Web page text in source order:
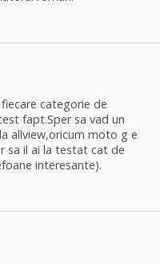
categorie de
fapt.Sper sa vad un
allview,oricum moto g e
sa il ai la testat cat de
interesante).